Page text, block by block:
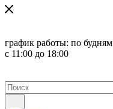
график работы: по будням
с 11:00 до 18:00